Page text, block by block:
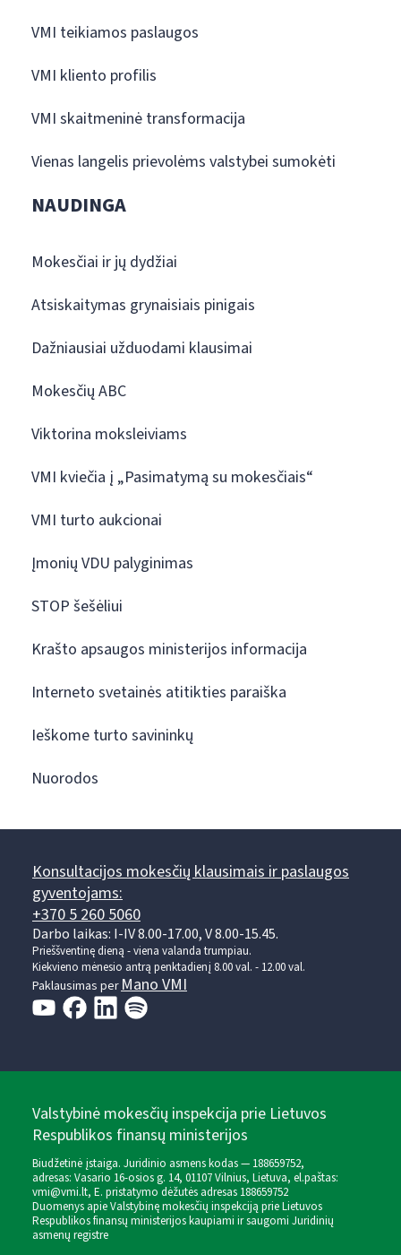
VMI teikiamos paslaugos
VMI kliento profilis
VMI skaitmeninė transformacija
Vienas langelis prievolėms valstybei sumokėti
NAUDINGA
Mokesčiai ir jų dydžiai
Atsiskaitymas grynaisiais pinigais
Dažniausiai užduodami klausimai
Mokesčių ABC
Viktorina moksleiviams
VMI kviečia į „Pasimatymą su mokesčiais“
VMI turto aukcionai
Įmonių VDU palyginimas
STOP šešėliui
Krašto apsaugos ministerijos informacija
Interneto svetainės atitikties paraiška
Ieškome turto savininkų
Nuorodos
Konsultacijos mokesčių klausimais ir paslaugos
gyventojams:
+370 5 260 5060
Darbo laikas: I-IV 8.00-17.00, V 8.00-15.45.
Prieššventinę dieną - viena valanda trumpiau.
Kiekvieno mėnesio antrą penktadienį 8.00 val. - 12.00 val.
Paklausimas perMano VMI
Valstybinė mokesčių inspekcija prie Lietuvos
Respublikos finansų ministerijos
Biudžetinė įstaiga. Juridinio asmens kodas — 188659752,
adresas: Vasario 16-osios g. 14, 01107 Vilnius, Lietuva, el.paštas:
vmi@vmi.lt, E. pristatymo dėžutės adresas 188659752
Duomenys apie Valstybinę mokesčių inspekciją prie Lietuvos
Respublikos finansų ministerijos kaupiami ir saugomi Juridinių
asmenų registre